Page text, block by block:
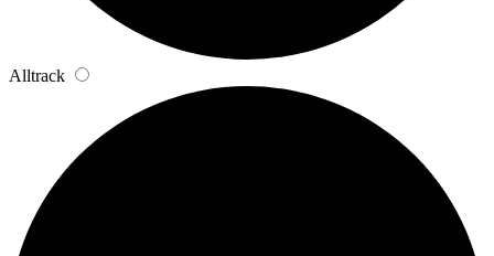
Alltrack